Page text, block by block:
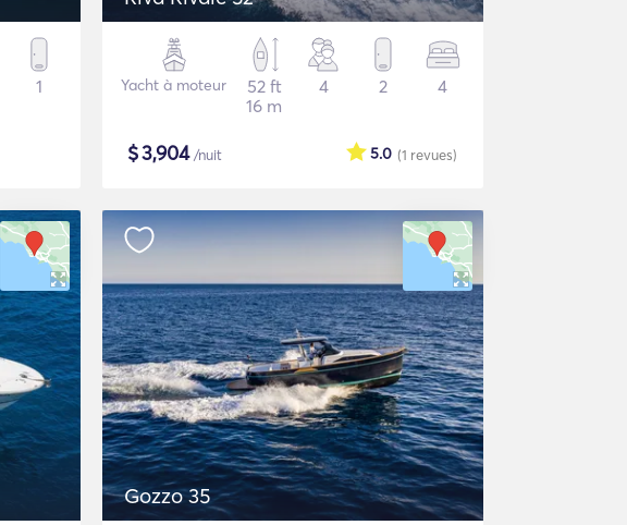
1 Yacht à moteur
52 ft
16 m
4 2 4
$3,904/nuit (1 revues)
5.0
Gozzo 35